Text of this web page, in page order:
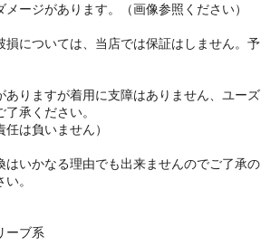
ージがあります。（画像参照ください）
については、当店では保証はしません。予
りますが着用に支障はありません、ユーズ
了承ください。
任は負いません）
いかなる理由でも出来ませんのでご了承の
。
ブ系